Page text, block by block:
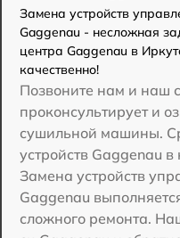
Замена устройств
Gaggenau - несложная
центра Gaggenau в
качественно!
Позвоните нам и наш
проконсультирует и
сушильной машины.
устройств Gaggenau
Замена устройств
Gaggenau
сложного ремонта.